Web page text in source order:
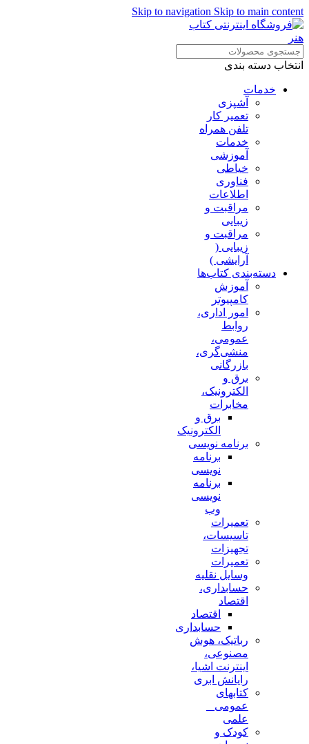
Skip to navigation Skip to main content
انتخاب دسته بندی
خدمات
آشپزی
تعمیر کار
تلفن همراه
خدمات
آموزشی
خیاطی
فناوری
اطلاعات
مراقبت و
زیبایی
مراقبت و
زیبایی (
آرایشی )
دسته‌بندی کتاب‌ها
آموزش
کامپیوتر
امور اداری،
روابط
عمومی،
منشی‌گری،
بازرگانی
برق و
الکترونیک،
مخابرات
برق و
الکترونیک
برنامه نویسی
برنامه
نویسی
برنامه
نویسی
وب
تعمیرات
تاسیسات،
تجهیزات
تعمیرات
وسایل نقلیه
حسابداری،
اقتصاد
اقتصاد
حسابداری
رباتیک، هوش
مصنوعی،
اینترنت اشیا،
رایانش ابری
کتابهای
عمومی _
علمی
کودک و